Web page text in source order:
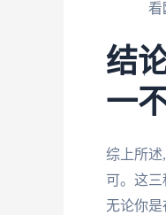
看
结
一
综上所述
可。这
无论你是